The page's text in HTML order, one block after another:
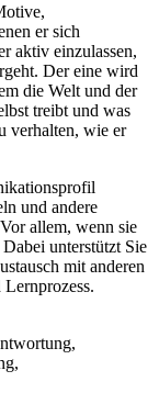
er sich
aktiv einzulassen,
Der eine wird
die Welt und der
treibt und was
verhalten, wie er
und andere
allem, wenn sie
unterstützt Sie
mit anderen